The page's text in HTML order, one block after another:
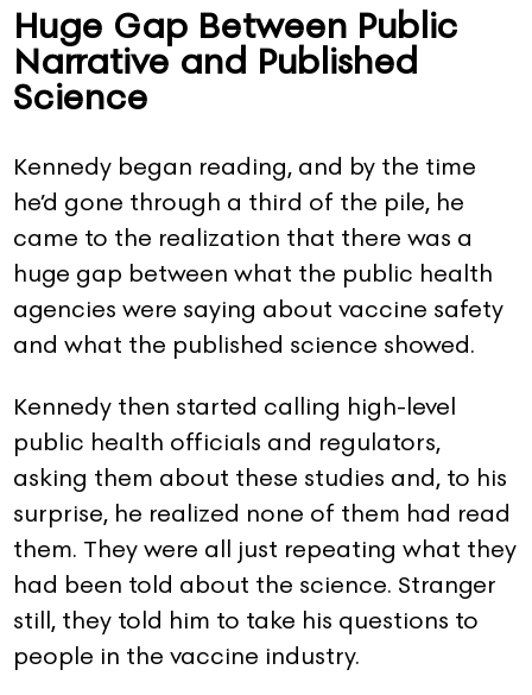
Huge Gap Between Public
Narrative and Published
Science
Kennedy began reading, and by the time
he’d gone through a third of the pile, he
came to the realization that there was a
huge gap between what the public health
agencies were saying about vaccine safety
and what the published science showed.
Kennedy then started calling high-level
public health officials and regulators,
asking them about these studies and, to his
surprise, he realized none of them had read
them. They were all just repeating what they
had been told about the science. Stranger
still, they told him to take his questions to
people in the vaccine industry.